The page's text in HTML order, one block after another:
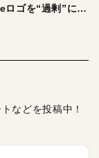
ゴを“過剰”に守
などを投稿中！